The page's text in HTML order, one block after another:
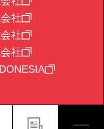
社
社
社